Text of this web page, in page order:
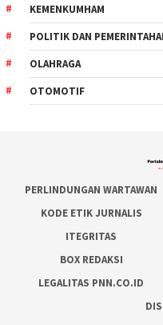
KEMENKUMHAM
POLITIK DAN
OLAHRAGA
OTOMOTIF
PERLINDUNGAN WARTAWAN
KODE ETIK JURNALIS
ITEGRITAS
BOX REDAKSI
LEGALITAS PNN.CO.ID